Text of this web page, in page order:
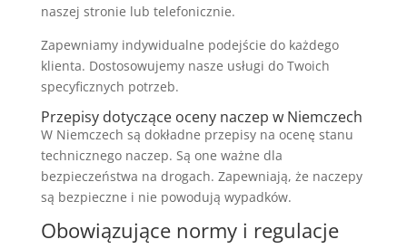
naszej stronie lub telefonicznie.
Zapewniamy indywidualne podejście do każdego
klienta. Dostosowujemy nasze usługi do Twoich
specyficznych potrzeb.
Przepisy dotyczące oceny naczep w Niemczech
W Niemczech są dokładne przepisy na ocenę stanu
technicznego naczep. Są one ważne dla
bezpieczeństwa na drogach. Zapewniają, że naczepy
są bezpieczne i nie powodują wypadków.
Obowiązujące normy i regulacje